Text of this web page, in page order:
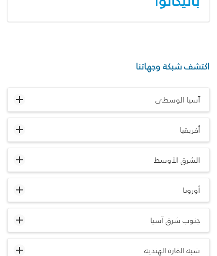
اكتشف شبكة وجهاتنا
آسيا الوسطى
أفريقيا
الشرق الأوسط
أوروبا
جنوب شرق آسيا
شبه القارة الهندية